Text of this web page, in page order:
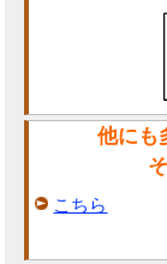
他にも
こちら